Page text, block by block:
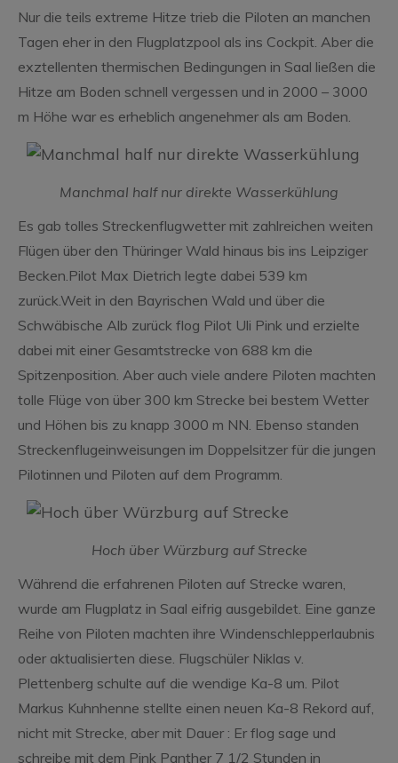
Nur die teils extreme Hitze trieb die Piloten an manchen
Tagen eher in den Flugplatzpool als ins Cockpit. Aber die
exztellenten thermischen Bedingungen in Saal ließen die
Hitze am Boden schnell vergessen und in 2000 – 3000
m Höhe war es erheblich angenehmer als am Boden.
Manchmal half nur direkte Wasserkühlung
Es gab tolles Streckenflugwetter mit zahlreichen weiten
Flügen über den Thüringer Wald hinaus bis ins Leipziger
Becken.Pilot Max Dietrich legte dabei 539 km
zurück.Weit in den Bayrischen Wald und über die
Schwäbische Alb zurück flog Pilot Uli Pink und erzielte
dabei mit einer Gesamtstrecke von 688 km die
Spitzenposition. Aber auch viele andere Piloten machten
tolle Flüge von über 300 km Strecke bei bestem Wetter
und Höhen bis zu knapp 3000 m NN. Ebenso standen
Streckenflugeinweisungen im Doppelsitzer für die jungen
Pilotinnen und Piloten auf dem Programm.
Hoch über Würzburg auf Strecke
Während die erfahrenen Piloten auf Strecke waren,
wurde am Flugplatz in Saal eifrig ausgebildet. Eine ganze
Reihe von Piloten machten ihre Windenschlepperlaubnis
oder aktualisierten diese. Flugschüler Niklas v.
Plettenberg schulte auf die wendige Ka-8 um. Pilot
Markus Kuhnhenne stellte einen neuen Ka-8 Rekord auf,
nicht mit Strecke, aber mit Dauer : Er flog sage und
schreibe mit dem Pink Panther 7 1/2 Stunden in